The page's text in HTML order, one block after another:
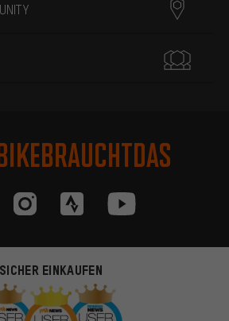
SICHER EINKAUFEN